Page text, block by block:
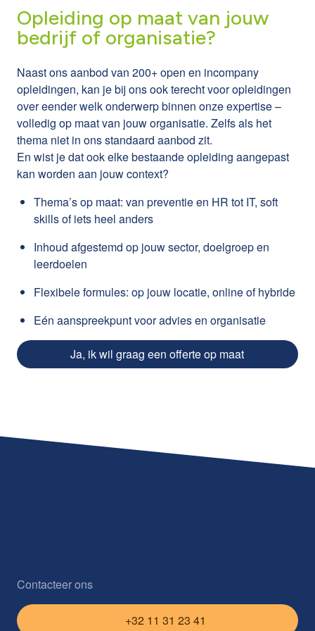
Opleiding op maat van jouw
bedrijf of organisatie?
Naast ons aanbod van 200+ open en incompany
opleidingen, kan je bij ons ook terecht voor opleidingen
over eender welk onderwerp binnen onze expertise –
volledig op maat van jouw organisatie. Zelfs als het
thema niet in ons standaard aanbod zit.
En wist je dat ook elke bestaande opleiding aangepast
kan worden aan jouw context?
Thema’s op maat: van preventie en HR tot IT, soft
skills of iets heel anders
Inhoud afgestemd op jouw sector, doelgroep en
leerdoelen
Flexibele formules: op jouw locatie, online of hybride
Eén aanspreekpunt voor advies en organisatie
Ja, ik wil graag een offerte op maat
Contacteer ons
+32 11 31 23 41